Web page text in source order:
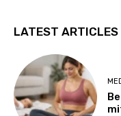
LATEST ARTICLES